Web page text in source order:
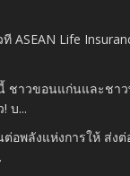
ที ASEAN Life
ชาวขอนแก่นและชาว
บ...
อพลังแห่งการให้ ส่งต่